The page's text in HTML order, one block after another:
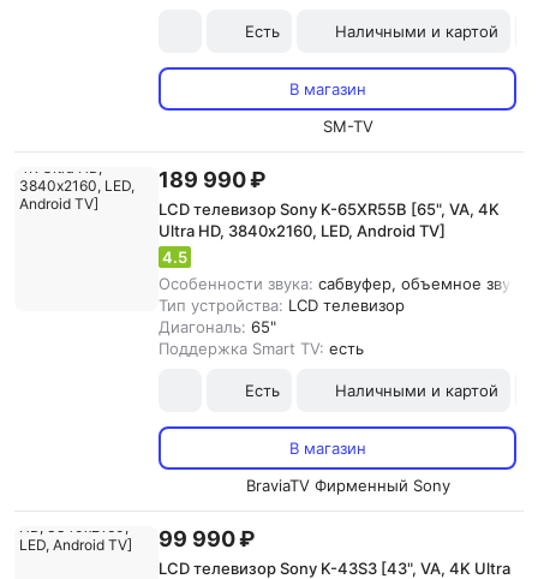
Есть Наличными и картой
В магазин
SM-TV
189 990 ₽
LCD телевизор Sony K-65XR55B [65", VA, 4K
Ultra HD, 3840х2160, LED, Android TV]
4.5
Особенности звука: сабвуфер, объемное
Тип устройства: LCD телевизор
Диагональ: 65"
Поддержка Smart TV: есть
Есть Наличными и картой
В магазин
BraviaTV Фирменный Sony
99 990 ₽
LCD телевизор Sony K-43S3 [43", VA, 4K Ultra